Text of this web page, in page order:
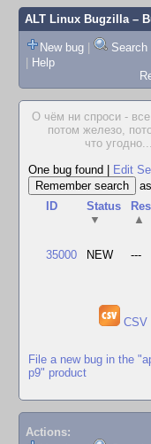
ALT Linux Bugzilla–
New bug | Search
| Help
О чём ни спроси -
потом железо,
что
One bug found
Edit
as
ID
Status
▼
▲
35000 NEW ---
CSV
File a new bug in the
p9" product
Actions: